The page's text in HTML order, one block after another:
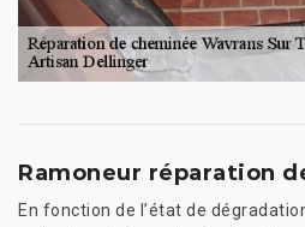
Ramoneur réparation
En fonction de l’état de